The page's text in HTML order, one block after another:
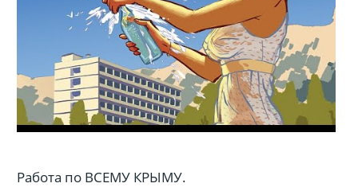
Работа по ВСЕМУ КРЫМУ.